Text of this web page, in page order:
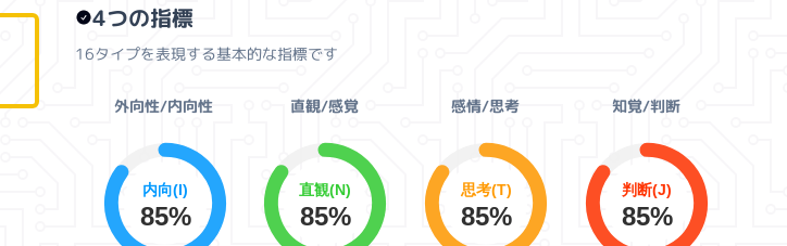
4つの指標
16タイプを表現する基本的な指標です
外向性/内向性
内向(I)
85%
直観/感覚
直観(N)
85%
感情/思考
思考(T)
85%
知覚/判断
判断(J)
85%